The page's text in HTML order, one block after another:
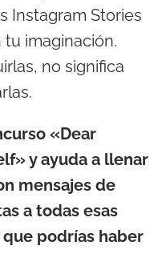
Instagram Stories
imaginación.
no significa
«Dear
y ayuda a llenar
mensajes de
a todas esas
podrías haber